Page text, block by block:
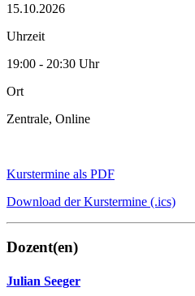
15.10.2026
Uhrzeit
19:00 - 20:30 Uhr
Ort
Zentrale, Online
Kurstermine als PDF
Download der Kurstermine (.ics)
Dozent(en)
Julian Seeger